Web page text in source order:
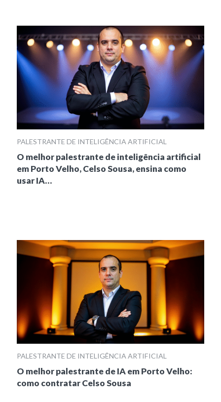
PALESTRANTE DE INTELIGÊNCIA ARTIFICIAL
O melhor palestrante de inteligência artificial
em Porto Velho, Celso Sousa, ensina como
usar IA…
PALESTRANTE DE INTELIGÊNCIA ARTIFICIAL
O melhor palestrante de IA em Porto Velho:
como contratar Celso Sousa